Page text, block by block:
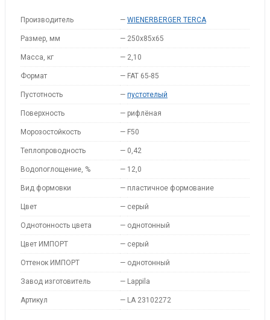
Производитель — WIENERBERGER TERCA
Размер, мм — 250x85x65
Масса, кг — 2,10
Формат — FAT 65-85
Пустотность — пустотелый
Поверхность — рифлёная
Морозостойкость — F50
Теплопроводность — 0,42
Водопоглощение, % — 12,0
Вид формовки — пластичное формование
Цвет — серый
Однотонность цвета — однотонный
Цвет ИМПОРТ — серый
Оттенок ИМПОРТ — однотонный
Завод изготовитель — Lappila
Артикул — LA 23102272